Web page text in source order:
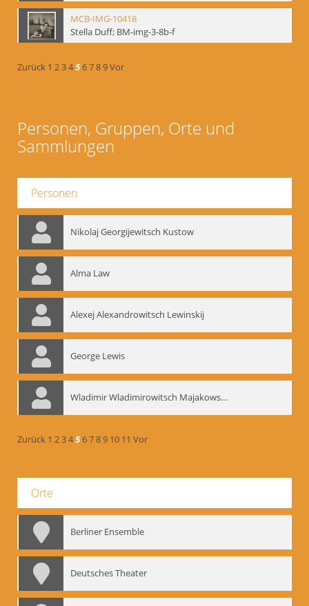
MCB-IMG-10418
Stella Duff; BM-img-3-8b-f
Zurück 1 23456789Vor
Personen, Gruppen, Orte und
Sammlungen
Personen
Nikolaj Georgijewitsch Kustow
Alma Law
Alexej Alexandrowitsch Lewinskij
George Lewis
Wladimir Wladimirowitsch Majakowskij
Zurück 1 23456789 10 11 Vor
Orte
Berliner Ensemble
Deutsches Theater